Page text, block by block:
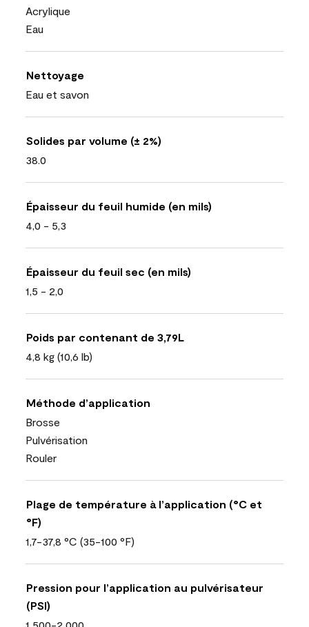
Acrylique
Eau
Nettoyage
Eau et savon
Solides par volume (± 2%)
38.0
Épaisseur du feuil humide (en mils)
4,0 - 5,3
Épaisseur du feuil sec (en mils)
1,5 - 2,0
Poids par contenant de 3,79L
4,8 kg (10,6 lb)
Méthode d’application
Brosse
Pulvérisation
Rouler
Plage de température à l’application (°C et
°F)
1,7-37,8 °C (35-100 °F)
Pression pour l’application au pulvérisateur
(PSI)
1 500-2 000